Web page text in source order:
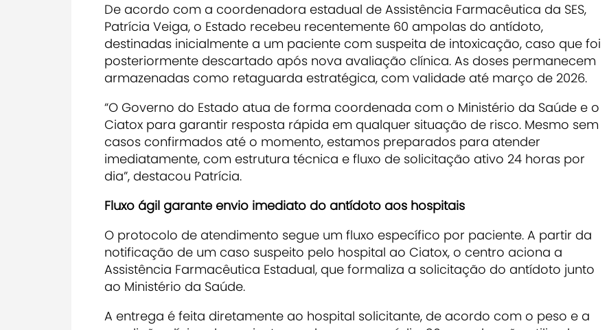
De acordo com a coordenadora estadual de Assistência Farmacêutica da SES,
Patrícia Veiga, o Estado recebeu recentemente 60 ampolas do antídoto,
destinadas inicialmente a um paciente com suspeita de intoxicação, caso que foi
posteriormente descartado após nova avaliação clínica. As doses permanecem
armazenadas como retaguarda estratégica, com validade até março de 2026.
“O Governo do Estado atua de forma coordenada com o Ministério da Saúde e o
Ciatox para garantir resposta rápida em qualquer situação de risco. Mesmo sem
casos confirmados até o momento, estamos preparados para atender
imediatamente, com estrutura técnica e fluxo de solicitação ativo 24 horas por
dia”, destacou Patrícia.
Fluxo ágil garante envio imediato do antídoto aos hospitais
O protocolo de atendimento segue um fluxo específico por paciente. A partir da
notificação de um caso suspeito pelo hospital ao Ciatox, o centro aciona a
Assistência Farmacêutica Estadual, que formaliza a solicitação do antídoto junto
ao Ministério da Saúde.
A entrega é feita diretamente ao hospital solicitante, de acordo com o peso e a